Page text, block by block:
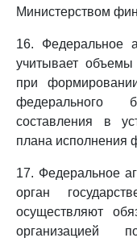
Министерством
16. Федеральное
учитывает
при
федерального
составления в
плана исполнения
17. Федеральное
орган
осуществляют
организацией